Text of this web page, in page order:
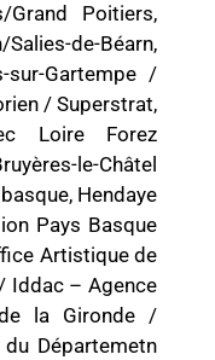
Grand Poitiers,
de-Béarn,
sur-Gartempe /
/ Superstrat,
Loire Forez
le-Châtel
Hendaye
Pays Basque
Artistique de
Iddac – Agence
la Gironde /
du Départemetn